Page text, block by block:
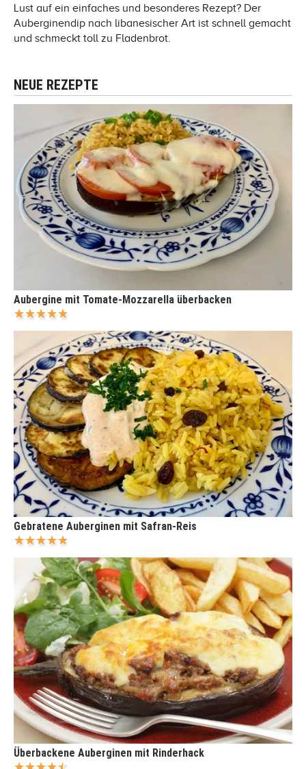
Lust auf ein einfaches und besonderes Rezept? Der
Auberginendip nach libanesischer Art ist schnell gemacht
und schmeckt toll zu Fladenbrot.
NEUE REZEPTE
Aubergine mit Tomate-Mozzarella überbacken
Gebratene Auberginen mit Safran-Reis
Überbackene Auberginen mit Rinderhack